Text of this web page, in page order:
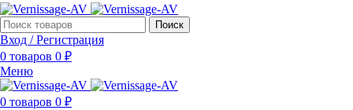
Поиск
Вход / Регистрация
0 товаров 0 ₽
Меню
0 товаров 0 ₽